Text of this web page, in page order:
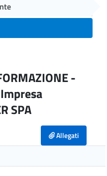
-
Impresa
SPA
Allegati